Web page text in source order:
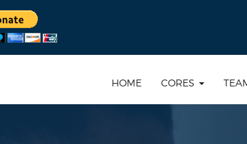
HOME CORES